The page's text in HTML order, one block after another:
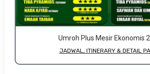
Umroh Plus Mesir Ekonomis
JADWAL, ITINERARY & DETAIL